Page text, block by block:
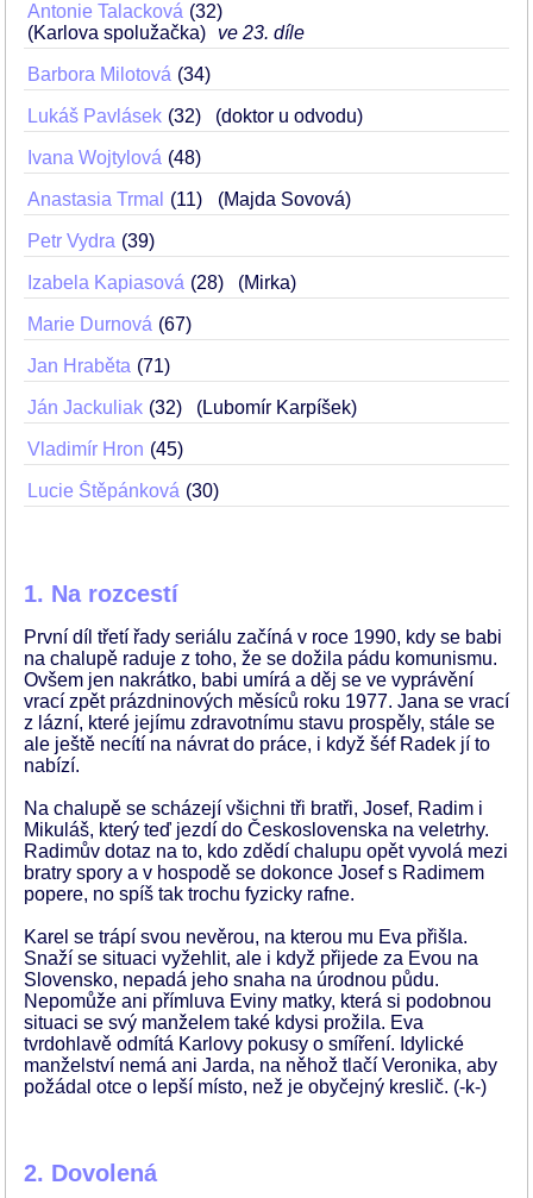
Antonie Talacková
32
(Karlova spolužačka)
ve 23. díle
Barbora Milotová 34
Lukáš Pavlásek 32 (doktor u odvodu)
Ivana Wojtylová 48
Anastasia Trmal 11 (Majda Sovová)
Petr Vydra 39
Izabela Kapiasová 28 (Mirka)
Marie Durnová 67
Jan Hraběta 71
Ján Jackuliak 32 (Lubomír Karpíšek)
Vladimír Hron 45
Lucie Štěpánková 30
1. Na rozcestí
První díl třetí řady seriálu začíná v roce 1990, kdy se babi
na chalupě raduje z toho, že se dožila pádu komunismu.
Ovšem jen nakrátko, babi umírá a děj se ve vyprávění
vrací zpět prázdninových měsíců roku 1977. Jana se vrací
z lázní, které jejímu zdravotnímu stavu prospěly, stále se
ale ještě necítí na návrat do práce, i když šéf Radek jí to
nabízí.
Na chalupě se scházejí všichni tři bratři, Josef, Radim i
Mikuláš, který teď jezdí do Československa na veletrhy.
Radimův dotaz na to, kdo zdědí chalupu opět vyvolá mezi
bratry spory a v hospodě se dokonce Josef s Radimem
popere, no spíš tak trochu fyzicky rafne.
Karel se trápí svou nevěrou, na kterou mu Eva přišla.
Snaží se situaci vyžehlit, ale i když přijede za Evou na
Slovensko, nepadá jeho snaha na úrodnou půdu.
Nepomůže ani přímluva Eviny matky, která si podobnou
situaci se svý manželem také kdysi prožila. Eva
tvrdohlavě odmítá Karlovy pokusy o smíření. Idylické
manželství nemá ani Jarda, na něhož tlačí Veronika, aby
požádal otce o lepší místo, než je obyčejný kreslič. (-k-)
2. Dovolená